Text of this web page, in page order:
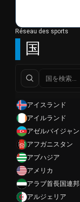
国
アイスランド
アイルランド
アゼルバイジャン
アフガニスタン
アブハジア
アメリカ
アラブ首長国連邦
アルジェリア
Réseau des sports